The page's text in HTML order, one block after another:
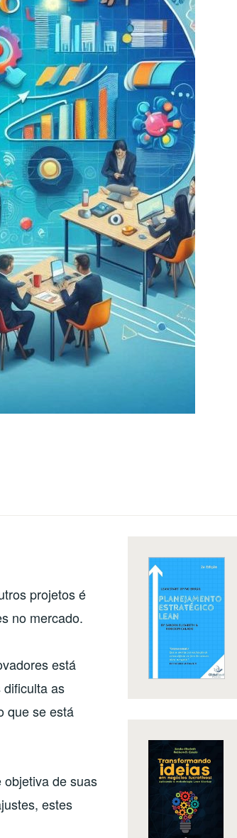
projetos é
no mercado.
está
dificulta as
que se está
de suas
estes